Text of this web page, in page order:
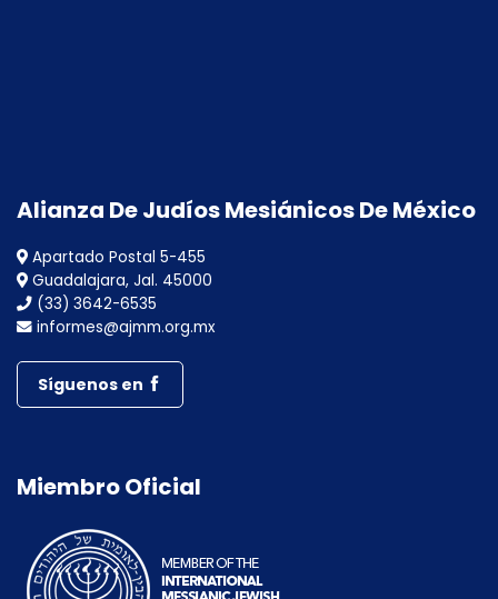
Alianza De Judíos Mesiánicos De México
Apartado Postal 5-455
Guadalajara, Jal. 45000
(33) 3642-6535
informes@ajmm.org.mx
Síguenos en
Miembro Oficial